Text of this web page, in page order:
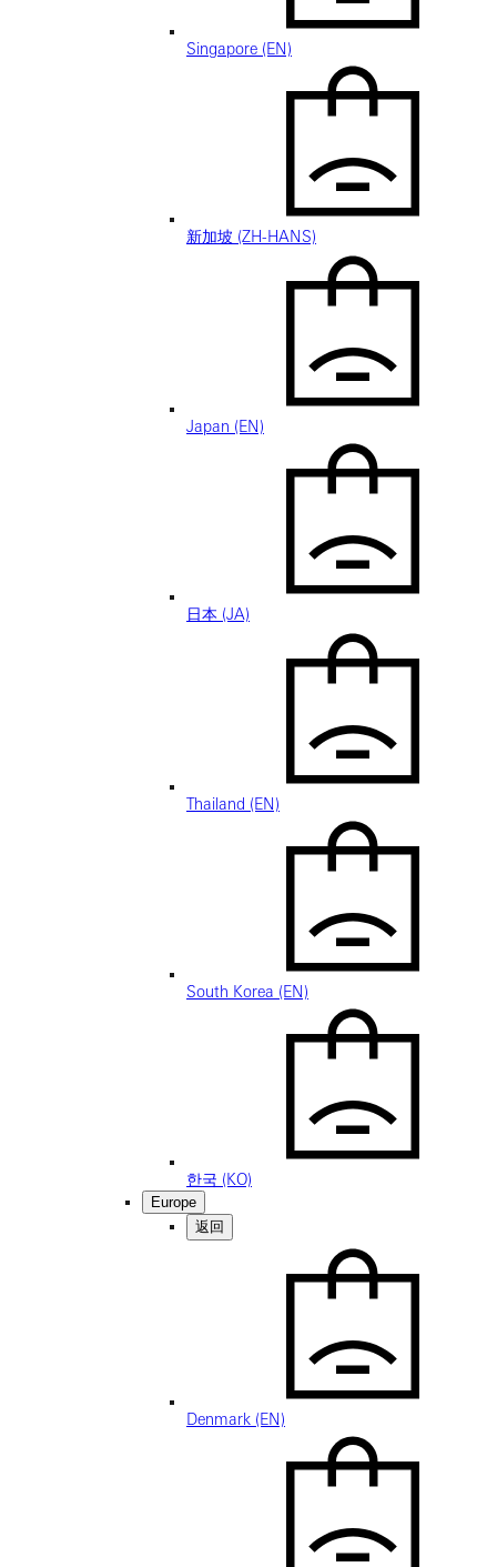
Singapore (EN)
新加坡 (ZH-HANS)
Japan (EN)
日本 (JA)
Thailand (EN)
South Korea (EN)
한국 (KO)
Europe
返回
Denmark (EN)